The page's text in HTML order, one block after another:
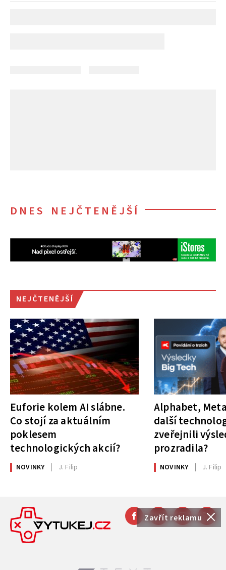
Zavřít reklamu
DNES NEJČTENĚJŠÍ
NEJČTENĚJŠÍ
Euforie kolem AI slábne.
Co stojí za aktuálním
poklesem
technologických akcií?
NOVINKY J. Filip
Alphabet,
další
zveřejnili
prozradila?
NOVINKY J. Filip